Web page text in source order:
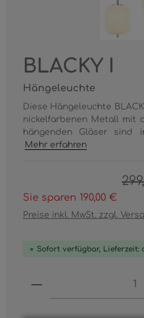
BLACKY I
Hängeleuchte
Diese Hängeleuchte
nickelfarbenen Metall mit
hängenden Gläser sind
Mehr erfahren
Sie sparen 190,00 €
Preise inkl. MwSt. zzgl.
Sofort verfügbar, Lieferzeit:
Produkt Anzahl: